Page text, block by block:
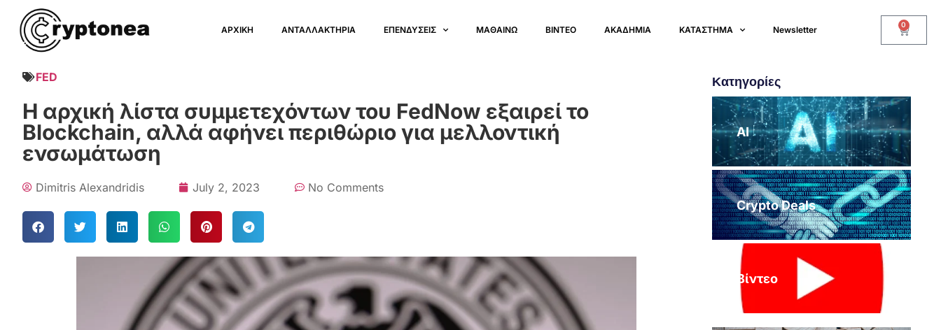
ΑΡΧΙΚΗ ΑΝΤΑΛΛΑΚΤΗΡΙΑ ΕΠΕΝΔΥΣΕΙΣ ΜΑΘΑΙΝΩ ΒΙΝΤΕΟ ΑΚΑΔΗΜΙΑ ΚΑΤΑΣΤΗΜΑ Newsletter 0
FED
Η αρχική λίστα συμμετεχόντων του FedNow εξαιρεί το
Blockchain, αλλά αφήνει περιθώριο για μελλοντική
ενσωμάτωση
Dimitris Alexandridis July 2, 2023 No Comments
Κατηγορίες
AI
Crypto Deals
Βίντεο